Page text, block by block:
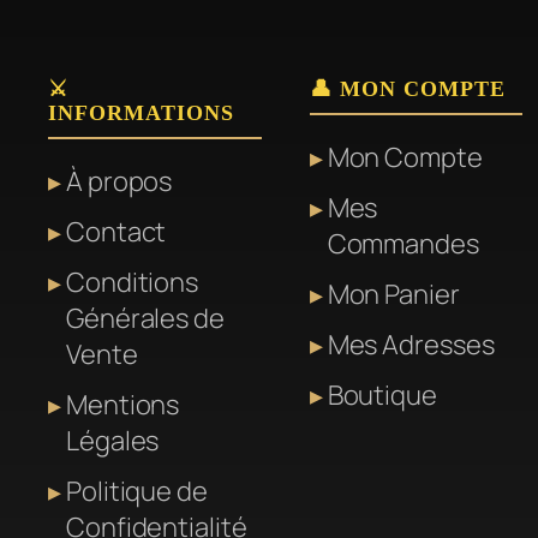
⚔️
INFORMATIONS
À propos
Contact
Conditions
Générales de
Vente
Mentions
Légales
Politique de
Confidentialité
👤 MON COMPTE
Mon Compte
Mes
Commandes
Mon Panier
Mes Adresses
Boutique